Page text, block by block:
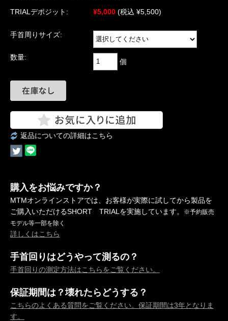
TRIALデポジット: ¥5,000 (税込 ¥5,500)
手首周りサイズ:
数量:
個
返品についての詳細はこちら
購入をお悩みですか？
MTMオンラインストアでは、お客様が実際に試してから製品を
ご購入いただけるSHORT TRIALを実施しています。
※予約販売
モデル等一部を除く
詳しくはこちら
手首回りはどうやって測るの？
手首回りの測定方法はこちらをご覧ください。
保証期間は？壊れたらどうする？
こちらのよくある質問をご覧ください。保証期間は3年となりま
す。